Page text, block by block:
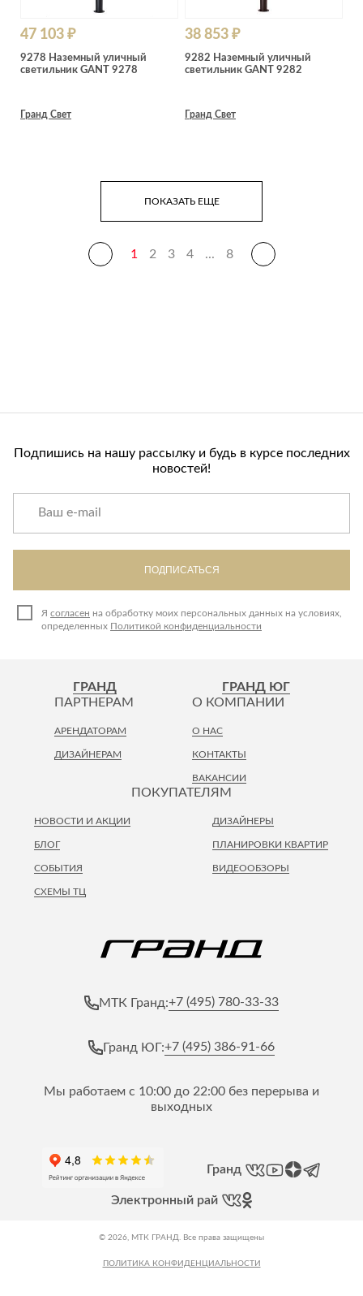
47 103 ₽
9278 Наземный уличный
светильник GANT 9278
Гранд Свет
38 853 ₽
9282 Наземный уличный
светильник GANT 9282
Гранд Свет
ПОКАЗАТЬ ЕЩЕ
1 2 3 4 ... 8
Подпишись на нашу рассылку и будь в курсе последних
новостей!
ПОДПИСАТЬСЯ
Я согласен на обработку моих персональных данных на условиях,
определенных Политикой конфиденциальности
ГРАНД ГРАНД ЮГ
ПОКУПАТЕЛЯМ
НОВОСТИ И АКЦИИ
ПЛАНИРОВКИ КВАРТИР
ВИДЕООБЗОРЫ
БЛОГ
СОБЫТИЯ
СХЕМЫ ТЦ
ДИЗАЙНЕРЫ
ПАРТНЕРАМ
АРЕНДАТОРАМ
ДИЗАЙНЕРАМ
О КОМПАНИИ
О НАС
КОНТАКТЫ
ВАКАНСИИ
МТК Гранд:+7 (495) 780-33-33
Гранд ЮГ:+7 (495) 386-91-66
Мы работаем с 10:00 до 22:00 без перерыва и
выходных
Гранд
Электронный рай
© 2026, МТК ГРАНД. Все права защищены
ПОЛИТИКА КОНФИДЕНЦИАЛЬНОСТИ